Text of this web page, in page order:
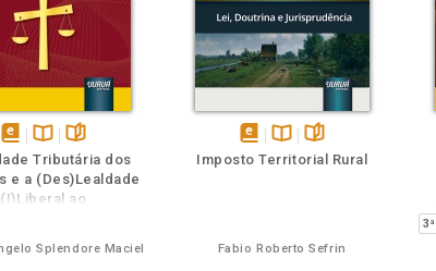
disponível
em
eBook
Disponível
na
B.V.
páginas
Tributária dos
e a (Des)Lealdade
(I)Liberal ao
Splendore Maciel
disponívelDisponível
páginas
Imposto Territorial Rural
Fabio Roberto Sefrin